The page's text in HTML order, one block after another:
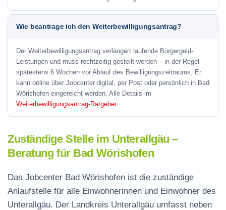
Wie beantrage ich den Weiterbewilligungsantrag?
Der Weiterbewilligungsantrag verlängert laufende Bürgergeld-
Leistungen und muss rechtzeitig gestellt werden – in der Regel
spätestens 6 Wochen vor Ablauf des Bewilligungszeitraums. Er
kann online über Jobcenter.digital, per Post oder persönlich in Bad
Wörishofen eingereicht werden. Alle Details im
Weiterbewilligungsantrag-Ratgeber.
Zuständige Stelle im Unterallgäu –
Beratung für Bad Wörishofen
Das Jobcenter Bad Wörishofen ist die zuständige
Anlaufstelle für alle Einwohnerinnen und Einwohner des
Unterallgäu. Der Landkreis Unterallgäu umfasst neben